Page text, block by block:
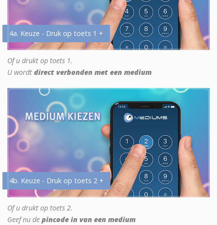
4a. Keuze - Druk op toets 1 +
Of u drukt op toets 1.
U wordt direct verbonden met een medium
4b. Keuze - Druk op toets 2 +
Of u drukt op toets 2.
Geef nu de pincode in van een medium